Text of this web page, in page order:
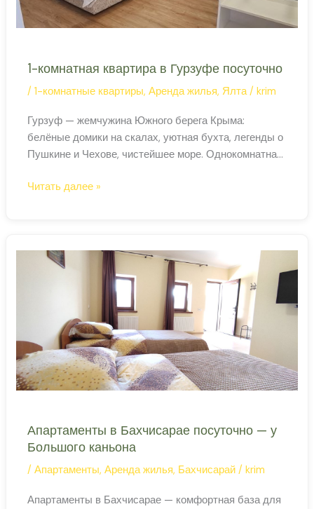
1-комнатная квартира в Гурзуфе посуточно
/1-комнатные квартиры,Аренда жилья, Ялта/krim
Гурзуф — жемчужина Южного берега Крыма:
белёные домики на скалах, уютная бухта, легенды о
Пушкине и Чехове, чистейшее море. Однокомнатная
настоящем крымском приморском посёлке, среди
ремонтом
1-
Гурзуфе
посуточно
Читать далее »
Апартаменты в Бахчисарае посуточно — у
Большого каньона
/Апартаменты,Аренда жилья, Бахчисарай /krim
Апартаменты в Бахчисарае — комфортная база для